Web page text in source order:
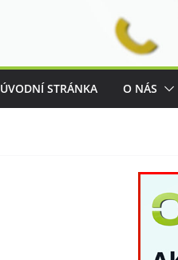
ÚVODNÍ STRÁNKA O NÁS